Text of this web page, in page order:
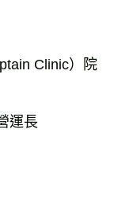
Clinic）院
運長